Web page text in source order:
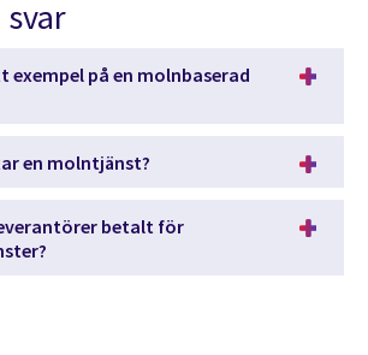
svar
exempel på en molnbaserad
en molntjänst?
betalt för